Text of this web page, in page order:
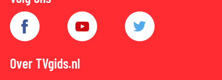
Over TVgids.nl